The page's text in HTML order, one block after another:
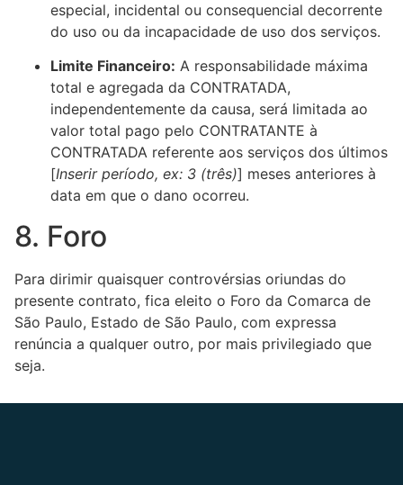
especial, incidental ou consequencial decorrente
do uso ou da incapacidade de uso dos serviços.
Limite Financeiro: A responsabilidade máxima
total e agregada da CONTRATADA,
independentemente da causa, será limitada ao
valor total pago pelo CONTRATANTE à
CONTRATADA referente aos serviços dos últimos
[Inserir período, ex: 3 (três)] meses anteriores à
data em que o dano ocorreu.
8. Foro
Para dirimir quaisquer controvérsias oriundas do
presente contrato, fica eleito o Foro da Comarca de
São Paulo, Estado de São Paulo, com expressa
renúncia a qualquer outro, por mais privilegiado que
seja.